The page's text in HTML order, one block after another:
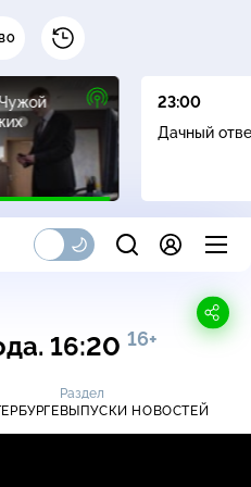
16+
23:00
Дачный
16:20 16+
Раздел
ВЫПУСКИ НОВОСТЕЙ